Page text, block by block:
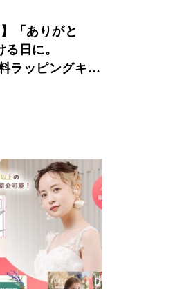
「ありがと
日に。
ラッピングキャ